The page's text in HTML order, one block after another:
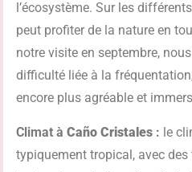
l’écosystème. Sur les
peut profiter de la nature en
notre visite en septembre,
difficulté liée à la
encore plus agréable et
Climat à Caño Cristales : le
typiquement tropical, avec